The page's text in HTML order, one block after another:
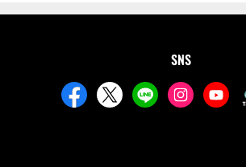
SNS